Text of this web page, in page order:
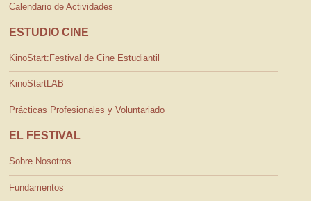
Calendario de Actividades
ESTUDIO CINE
KinoStart:Festival de Cine Estudiantil
KinoStartLAB
Prácticas Profesionales y Voluntariado
EL FESTIVAL
Sobre Nosotros
Fundamentos